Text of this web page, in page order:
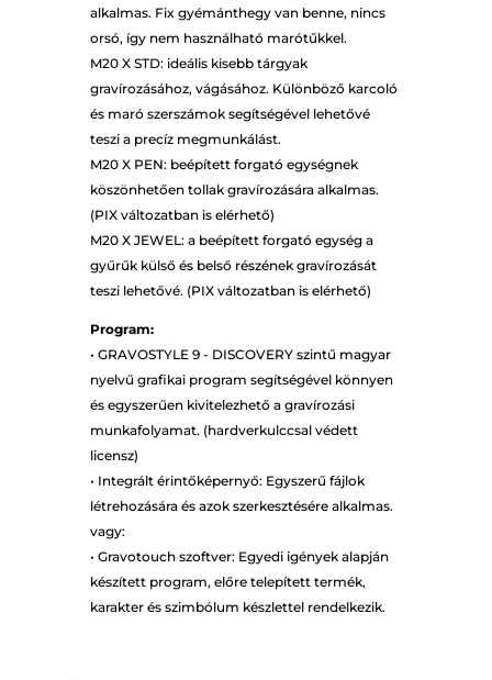
alkalmas. Fix gyémánthegy van benne, nincs
orsó, így nem használható marótűkkel.
M20 X STD: ideális kisebb tárgyak
gravírozásához, vágásához. Különböző karcoló
és maró szerszámok segítségével lehetővé
teszi a precíz megmunkálást.
M20 X PEN: beépített forgató egységnek
köszönhetően tollak gravírozására alkalmas.
(PIX változatban is elérhető)
M20 X JEWEL: a beépített forgató egység a
gyűrűk külső és belső részének gravírozását
teszi lehetővé. (PIX változatban is elérhető)
Program:
• GRAVOSTYLE 9 - DISCOVERY szintű magyar
nyelvű grafikai program segítségével könnyen
és egyszerűen kivitelezhető a gravírozási
munkafolyamat. (hardverkulccsal védett
licensz)
• Integrált érintőképernyő: Egyszerű fájlok
létrehozására és azok szerkesztésére alkalmas.
vagy:
• Gravotouch szoftver: Egyedi igények alapján
készített program, előre telepített termék,
karakter és szimbólum készlettel rendelkezik.